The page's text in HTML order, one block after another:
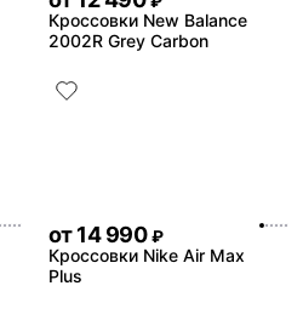
Кроссовки New Balance
2002R Grey Carbon
от14 990 ₽
Кроссовки Nike Air Max
Plus